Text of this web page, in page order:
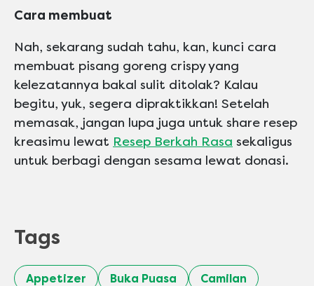
Cara membuat
Nah, sekarang sudah tahu, kan, kunci cara
membuat pisang goreng crispy yang
kelezatannya bakal sulit ditolak? Kalau
begitu, yuk, segera dipraktikkan! Setelah
memasak, jangan lupa juga untuk share resep
kreasimu lewat Resep Berkah Rasa sekaligus
untuk berbagi dengan sesama lewat donasi.
Tags
Appetizer Buka Puasa
Camilan